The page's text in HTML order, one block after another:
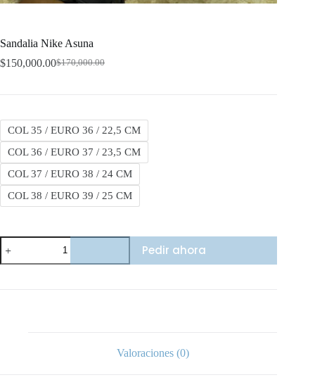
Sandalia Nike Asuna
$170,000.00
Original
$150,000.00Current
COL 35 / EURO 36 / 22,5 CM
COL 36 / EURO 37 / 23,5 CM
COL 37 / EURO 38 / 24 CM
COL 38 / EURO 39 / 25 CM
Sandalia
Nike
Asuna
Pedir ahora
Valoraciones (0)